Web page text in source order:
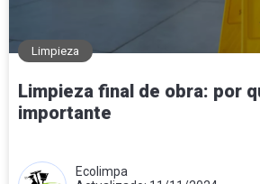
Limpieza
Limpieza final de obra: por
importante
Ecolimpa